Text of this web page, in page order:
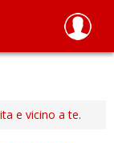
e vicino a te.